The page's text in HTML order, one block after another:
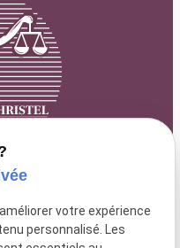
lundi au
vendredi : 9h
votre expérience
personnalisé. Les